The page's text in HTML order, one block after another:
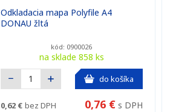
Odkladacia mapa Polyfile A4
DONAU žltá
kód: 0900026
na sklade 858 ks
do košíka
0,62 € bez DPH 0,76 € s DPH